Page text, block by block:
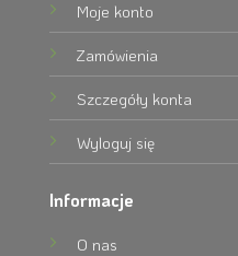
Moje konto
Zamówienia
Szczegóły konta
Wyloguj się
Informacje
O nas